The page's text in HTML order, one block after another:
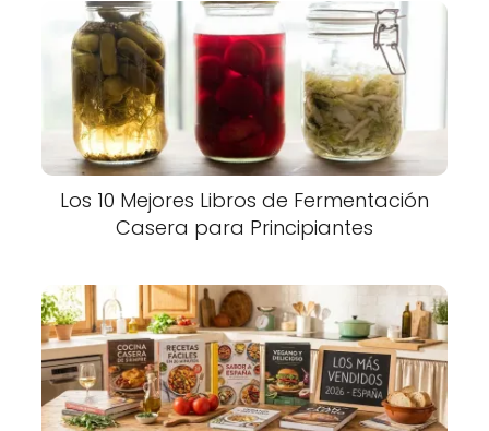
Los 10 Mejores Libros de Fermentación
Casera para Principiantes